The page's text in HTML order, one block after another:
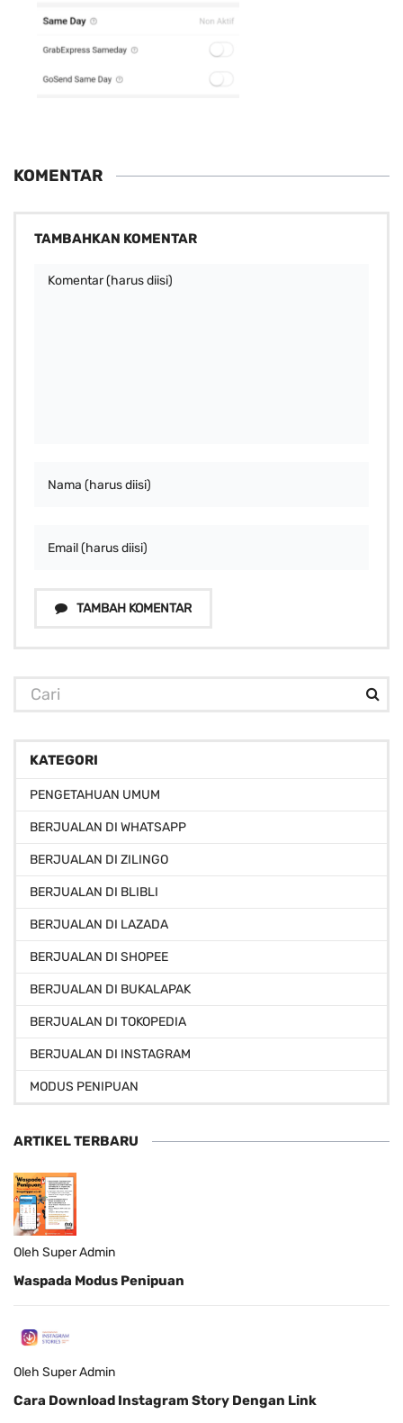
KOMENTAR
TAMBAHKAN KOMENTAR
TAMBAH KOMENTAR
KATEGORI
PENGETAHUAN UMUM
BERJUALAN DI WHATSAPP
BERJUALAN DI ZILINGO
BERJUALAN DI BLIBLI
BERJUALAN DI LAZADA
BERJUALAN DI SHOPEE
BERJUALAN DI BUKALAPAK
BERJUALAN DI TOKOPEDIA
BERJUALAN DI INSTAGRAM
MODUS PENIPUAN
ARTIKEL TERBARU
Oleh Super Admin
Waspada Modus Penipuan
Oleh Super Admin
Cara Download Instagram Story Dengan Link